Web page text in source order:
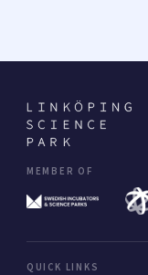
MEMBER OF
QUICK LINKS